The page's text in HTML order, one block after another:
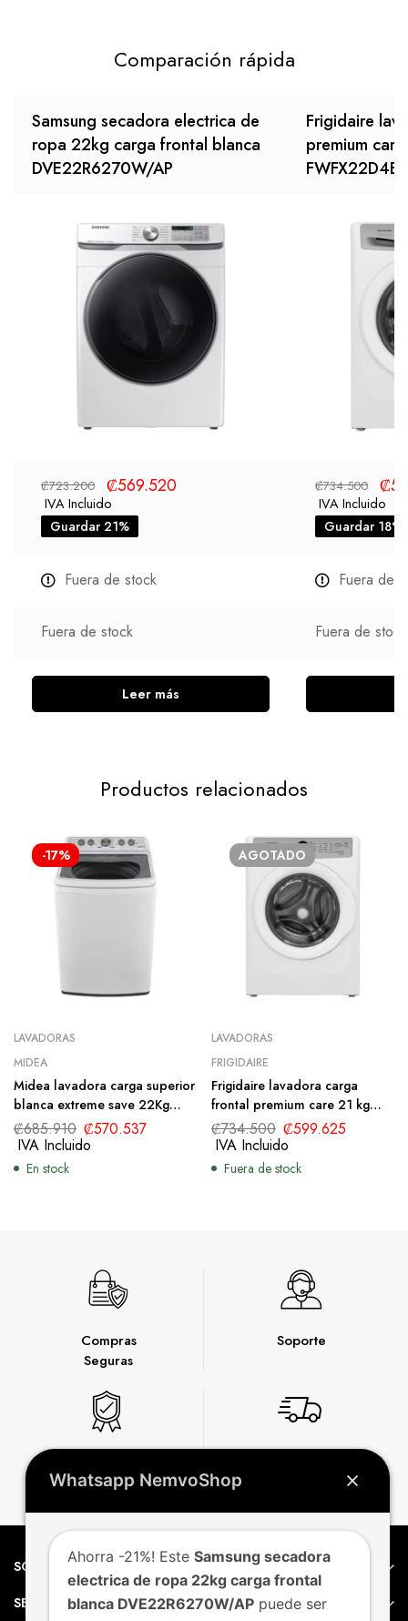
Comparación rápida
Samsung secadora electrica de
ropa 22kg carga frontal blanca
DVE22R6270W/AP
Frigidaire
premium
₡723.200 ₡569.520
IVA Incluido
Guardar 21%
₡734.500 ₡
IVA Incluido
Guardar 18%
Fuera de stock Fuera de
Fuera de stock Fuera de stock
Leer más
Productos relacionados
-17%
LAVADORAS
MIDEA
Midea lavadora carga superior
blanca extreme save 22Kg
MA500W220/W-CA
₡685.910 ₡570.537
IVA Incluido
En stock
AGOTADO
LAVADORAS
FRIGIDAIRE
Frigidaire lavadora carga
frontal premium care 21 kg
blanca FWFX22D4EW
₡734.500 ₡599.625
IVA Incluido
Fuera de stock
Compras
Seguras
Soporte
SOBRE NEMVO
SERVICIO AL CLIENTE
Whatsapp NemvoShop
Ahorra -21%! Este Samsung secadora
electrica de ropa 22kg carga frontal
blanca DVE22R6270W/AP puede ser